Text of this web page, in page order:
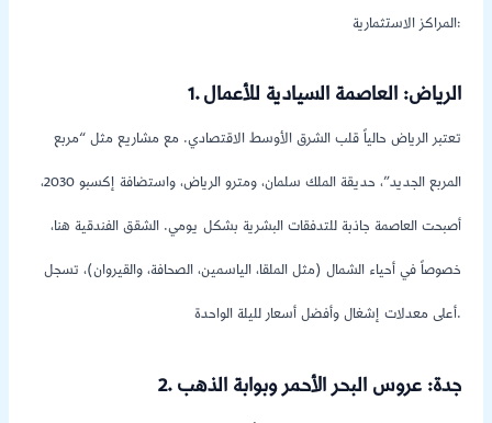
المراكز الاستثمارية:
1. الرياض: العاصمة السيادية للأعمال
تعتبر الرياض حالياً قلب الشرق الأوسط الاقتصادي. مع مشاريع مثل “مربع
المربع الجديد”، حديقة الملك سلمان، ومترو الرياض، واستضافة إكسبو 2030،
أصبحت العاصمة جاذبة للتدفقات البشرية بشكل يومي. الشقق الفندقية هنا،
خصوصاً في أحياء الشمال (مثل الملقا، الياسمين، الصحافة، والقيروان)، تسجل
أعلى معدلات إشغال وأفضل أسعار لليلة الواحدة.
2. جدة: عروس البحر الأحمر وبوابة الذهب